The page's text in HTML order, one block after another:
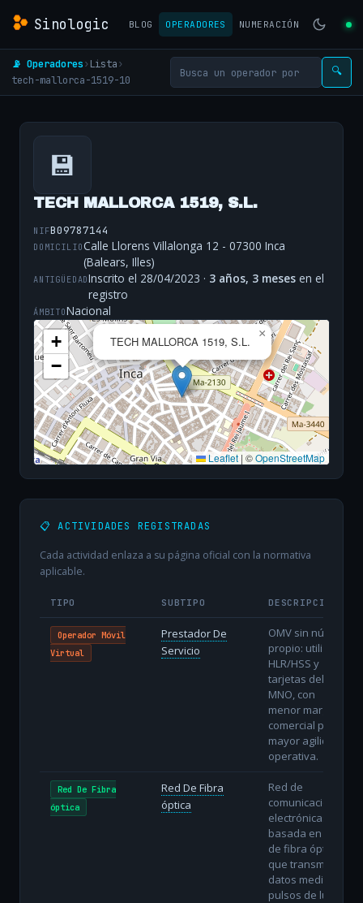
Sinologic BLOG OPERADORES NUMERACIÓN
📡 Operadores› Lista›
tech-mallorca-1519-10
🔍
💾
TECH MALLORCA 1519, S.L.
NIFB09787144
DOMICILIOCalle Llorens Villalonga 12 - 07300 Inca
(Balears, Illes)
ANTIGÜEDADInscrito el 28/04/2023 · 3 años, 3 meses en el
registro
ÁMBITONacional
TECH MALLORCA 1519, S.L.
×
+
−
Leaflet | ©OpenStreetMap
📋 ACTIVIDADES REGISTRADAS
Cada actividad enlaza a su página oficial con la normativa
aplicable.
TIPO SUBTIPO DESCRIPCIÓN
Operador Móvil
Virtual
Prestador De
Servicio
OMV sin núcleo
propio: utiliza
HLR/HSS y
tarjetas del
MNO, con
menor margen
comercial pero
mayor agilidad
operativa.
Red De Fibra
óptica
Red De Fibra
óptica
Red de
comunicaciones
electrónicas
basada en hilos
de fibra óptica
que transmiten
datos mediante
pulsos de luz.